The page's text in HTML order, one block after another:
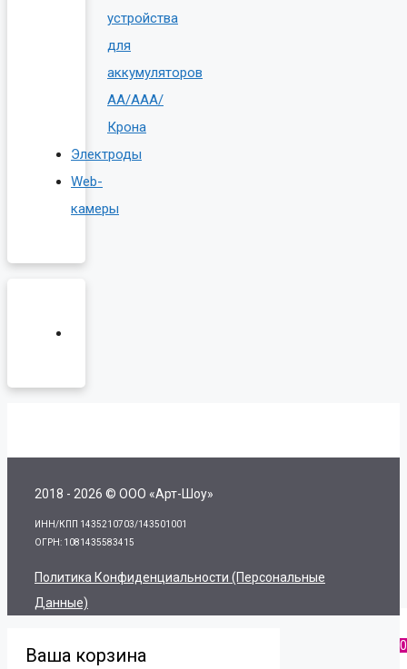
устройства
для
аккумуляторов
AA/AAA/
Крона
Электроды
Web-
камеры
2018 - 2026 © ООО «Арт-Шоу»
ИНН/КПП 1435210703/143501001
ОГРН: 1081435583415
Политика Конфиденциальности (персональные
Данные)
0
Ваша корзина